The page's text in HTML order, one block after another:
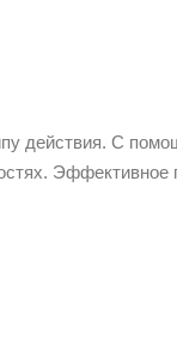
действия. С
Эффективное